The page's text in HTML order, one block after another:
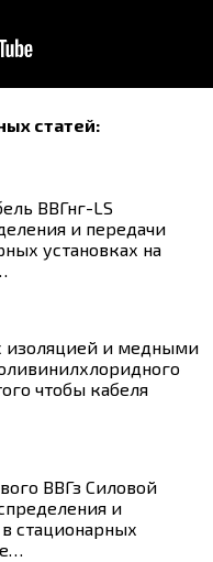
статей:
ВВГнг-LS
и передачи
установках на
изоляцией и медными
чтобы кабеля
ВВГз Силовой
и
стационарных